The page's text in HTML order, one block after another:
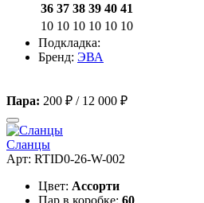
36 37 38 39 40 41
10 10 10 10 10 10
Подкладка:
Бренд: ЭВА
Пара: 200 ₽ / 12 000 ₽
Сланцы
Арт: RTID0-26-W-002
Цвет: Ассорти